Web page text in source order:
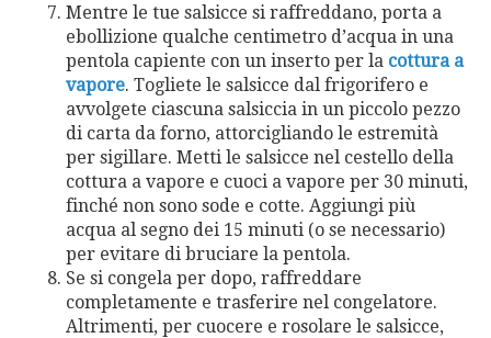
Mentre le tue salsicce si raffreddano, porta a
ebollizione qualche centimetro d’acqua in una
pentola capiente con un inserto per la cottura a
vapore. Togliete le salsicce dal frigorifero e
avvolgete ciascuna salsiccia in un piccolo pezzo
di carta da forno, attorcigliando le estremità
per sigillare. Metti le salsicce nel cestello della
cottura a vapore e cuoci a vapore per 30 minuti,
finché non sono sode e cotte. Aggiungi più
acqua al segno dei 15 minuti (o se necessario)
per evitare di bruciare la pentola.
Se si congela per dopo, raffreddare
completamente e trasferire nel congelatore.
Altrimenti, per cuocere e rosolare le salsicce,